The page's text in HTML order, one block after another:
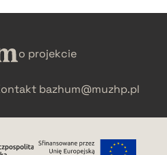
o projekcie
bazhum@muzhp.pl